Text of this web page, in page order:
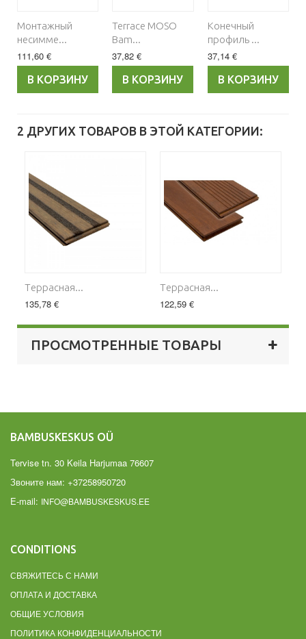
Монтажный
несимме...
111,60 €
В КОРЗИНУ
Terrace MOSO
Bam...
37,82 €
В КОРЗИНУ
Конечный
профиль ...
37,14 €
В КОРЗИНУ
2 ДРУГИХ ТОВАРОВ В ЭТОЙ КАТЕГОРИИ:
Tеррасная...
135,78 €
Tеррасная...
122,59 €
ПРОСМОТРЕННЫЕ ТОВАРЫ
BAMBUSKESKUS OÜ
Tervise tn. 30 Keila Harjumaa 76607
Звоните нам: +37258950720
E-mail: INFO@BAMBUSKESKUS.EE
CONDITIONS
СВЯЖИТЕСЬ С НАМИ
ОПЛАТА И ДОСТАВКА
ОБЩИЕ УСЛОВИЯ
ПОЛИТИКА КОНФИДЕНЦИАЛЬНОСТИ